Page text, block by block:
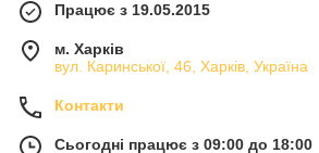
Працює з 19.05.2015
м. Харків
вул. Каринської, 46, Харків, Україна
Контакти
Сьогодні працює з 09:00 до 18:00